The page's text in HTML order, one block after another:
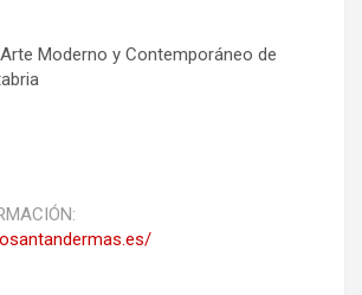
Moderno y Contemporáneo de